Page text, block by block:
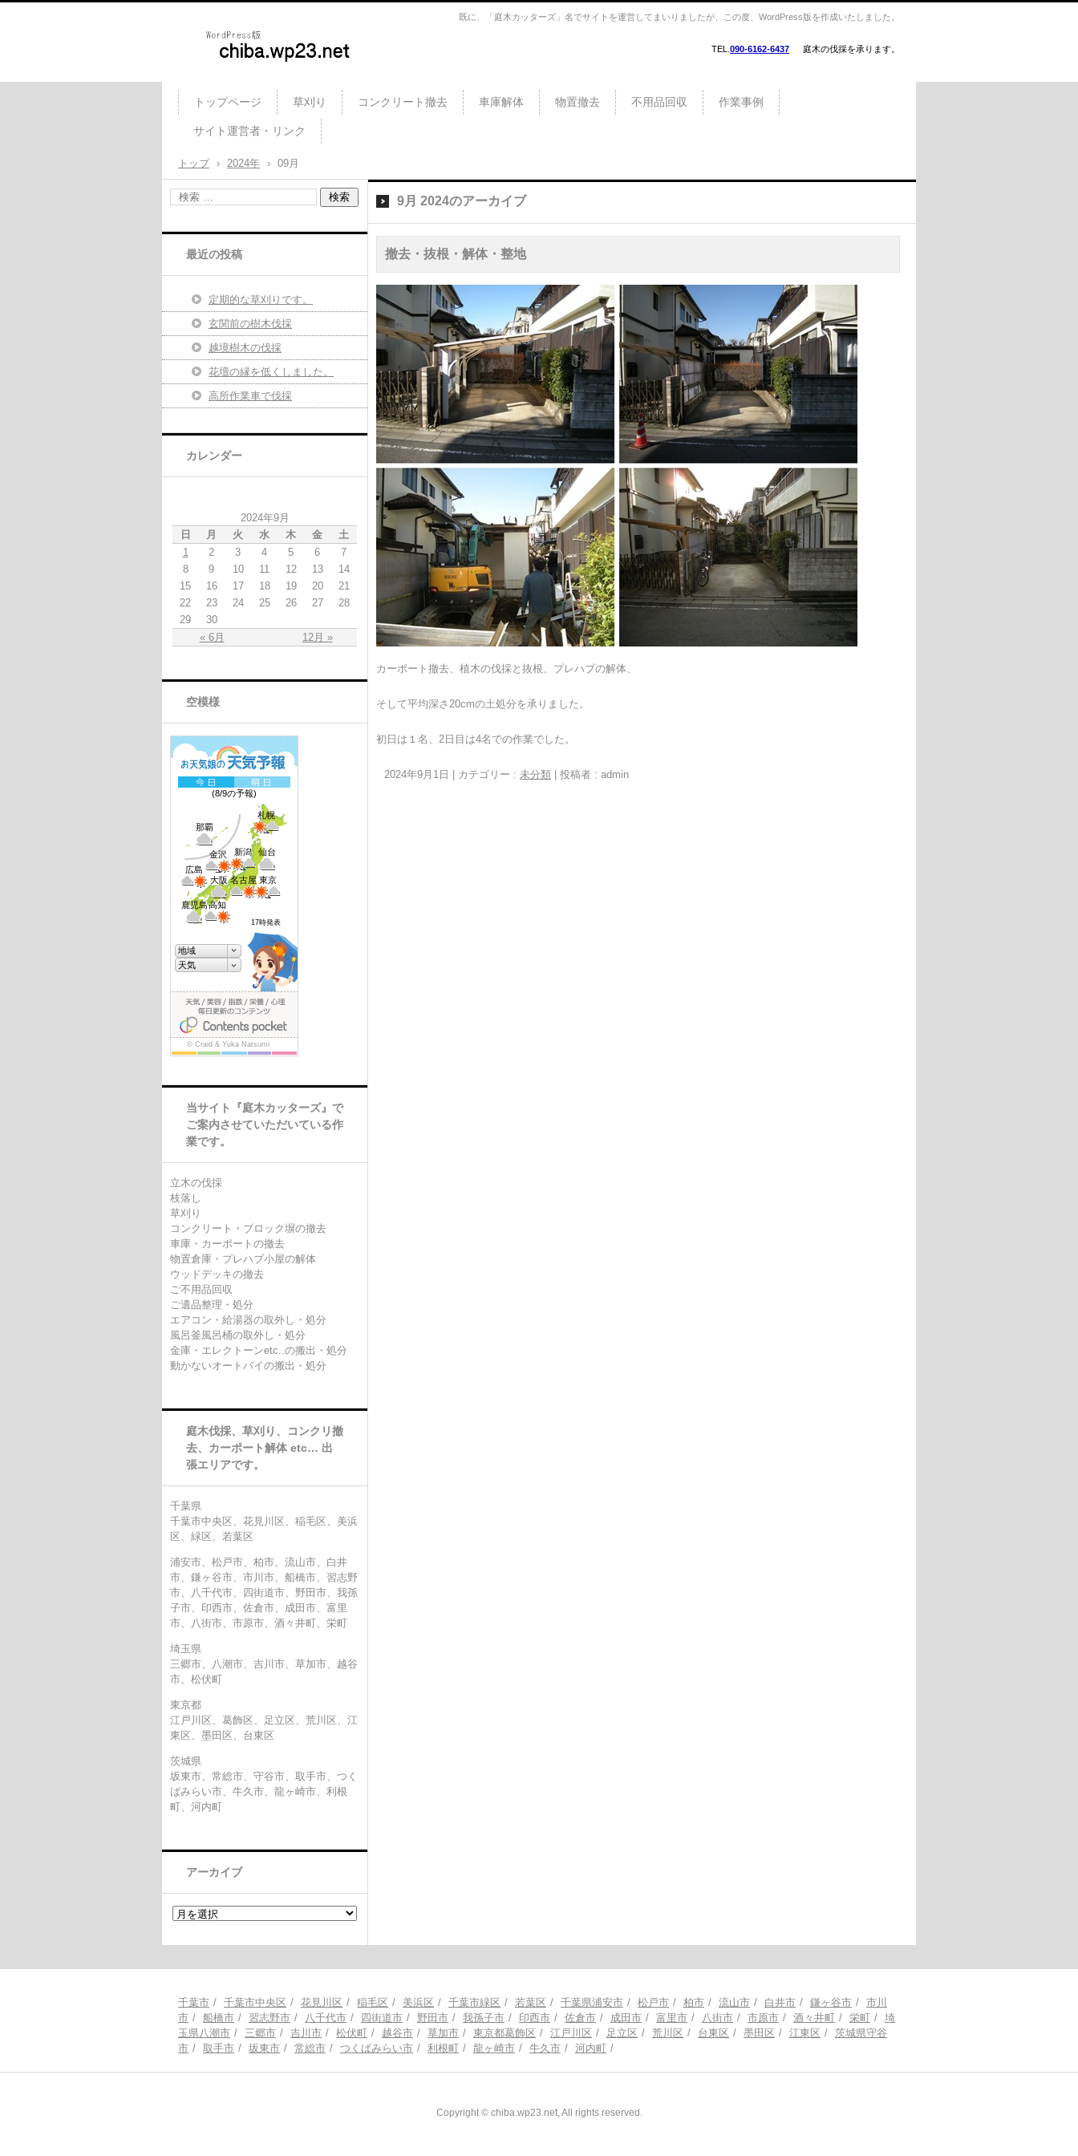
刈り、コンクリート・ウッドデ
ッキの撤去、物置・プレハブ・
車庫・カーポートの解体 etc…
を承ります。 千葉市・船橋
市・習志野市・市川市・松戸
市・鎌ヶ谷市 etc..
既に、「庭木カッターズ」名でサイトを運営してまいりましたが、この度、WordPress版を作成いたしました。
TEL. 090-6162-6437 庭木の伐採を承ります。
トップページ 草刈り コンクリート撤去 車庫解体 物置撤去 不用品回収 作業事例
サイト運営者・リンク
トップ › 2024年 › 09月
9月 2024のアーカイブ
撤去・抜根・解体・整地
カーポート撤去、植木の伐採と抜根、プレハブの解体、
そして平均深さ20cmの土処分を承りました。
初日は１名、2日目は4名での作業でした。
2024年9月1日 カテゴリー : 未分類 投稿者 : admin
最近の投稿
定期的な草刈りです。
玄関前の樹木伐採
越境樹木の伐採
花壇の縁を低くしました。
高所作業車で伐採
カレンダー
2024年9月
日
月 火 水 木 金 土
« 6月 12月 »
1 2 3 4 5 6
7
8
9 10 11 12 13
14
15
16 17 18 19 20
21
22
23 24 25 26 27
28
29
30
空模様
当サイト『庭木カッターズ』で
ご案内させていただいている作
業です。
立木の伐採
枝落し
草刈り
コンクリート・ブロック塀の撤去
車庫・カーポートの撤去
物置倉庫・プレハブ小屋の解体
ウッドデッキの撤去
ご不用品回収
ご遺品整理・処分
エアコン・給湯器の取外し・処分
風呂釜風呂桶の取外し・処分
金庫・エレクトーンetc..の搬出・処分
動かないオートバイの搬出・処分
庭木伐採、草刈り、コンクリ撤
去、カーポート解体 etc… 出
張エリアです。
千葉県
千葉市中央区、花見川区、稲毛区、美浜
区、緑区、若葉区
浦安市、松戸市、柏市、流山市、白井
市、鎌ヶ谷市、市川市、船橋市、習志野
市、八千代市、四街道市、野田市、我孫
子市、印西市、佐倉市、成田市、富里
市、八街市、市原市、酒々井町、栄町
埼玉県
三郷市、八潮市、吉川市、草加市、越谷
市、松伏町
東京都
江戸川区、葛飾区、足立区、荒川区、江
東区、墨田区、台東区
茨城県
坂東市、常総市、守谷市、取手市、つく
ばみらい市、牛久市、龍ヶ崎市、利根
町、河内町
アーカイブ
千葉市 千葉市中央区 花見川区 稲毛区 美浜区 千葉市緑区 若葉区 千葉県浦安市 松戸市 柏市 流山市 白井市 鎌ヶ谷市
市川
市
船橋市 習志野市 八千代市 四街道市 野田市 我孫子市 印西市 佐倉市 成田市 富里市 八街市 市原市 酒々井町 栄町
埼
玉県八潮市
三郷市 吉川市 松伏町 越谷市 草加市 東京都葛飾区 江戸川区 足立区 荒川区 台東区 墨田区 江東区
茨城県守谷
市
取手市 坂東市 常総市 つくばみらい市 利根町 龍ヶ崎市 牛久市 河内町
Copyright © chiba.wp23.net, All rights reserved.